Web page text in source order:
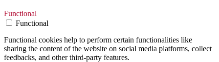
Functional
Functional
Functional cookies help to perform certain functionalities like
sharing the content of the website on social media platforms, collect
feedbacks, and other third-party features.